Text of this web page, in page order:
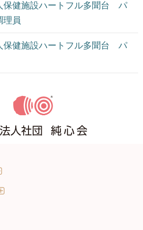
保健施設ハートフル多聞台 パ
員
保健施設ハートフル多聞台 パ